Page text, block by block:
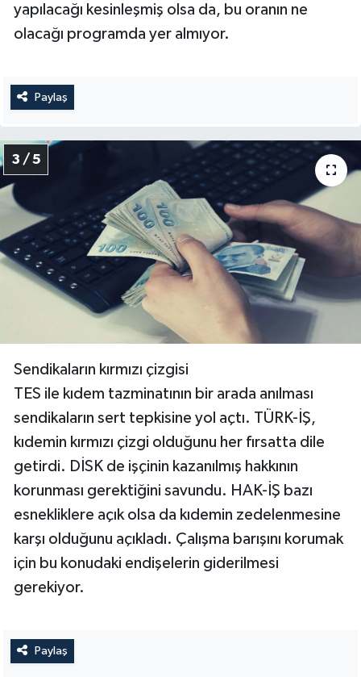
yapılacağı kesinleşmiş olsa da, bu oranın ne
olacağı programda yer almıyor.
Paylaş
3 / 5
Sendikaların kırmızı çizgisi
TES ile kıdem tazminatının bir arada anılması
sendikaların sert tepkisine yol açtı. TÜRK-İŞ,
kıdemin kırmızı çizgi olduğunu her fırsatta dile
getirdi. DİSK de işçinin kazanılmış hakkının
korunması gerektiğini savundu. HAK-İŞ bazı
esnekliklere açık olsa da kıdemin zedelenmesine
karşı olduğunu açıkladı. Çalışma barışını korumak
için bu konudaki endişelerin giderilmesi
gerekiyor.
Paylaş